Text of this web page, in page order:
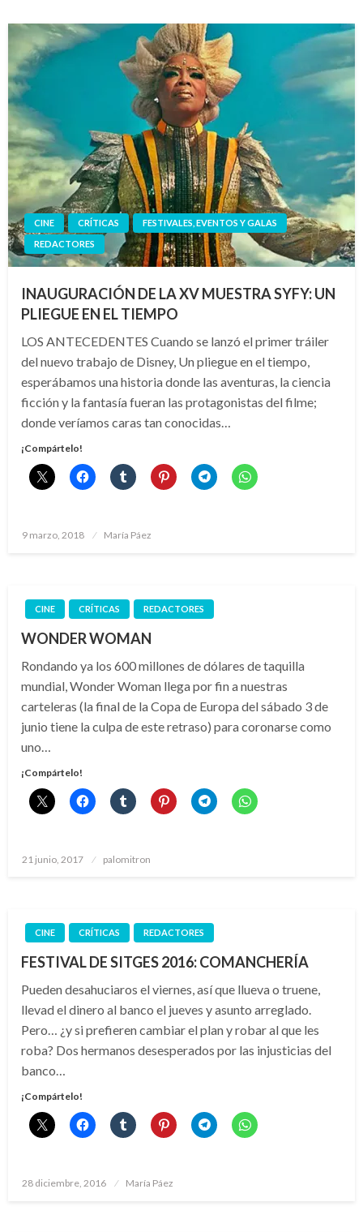
CINE CRÍTICAS
FESTIVALES, EVENTOS Y GALAS
REDACTORES
INAUGURACIÓN DE LA XV MUESTRA SYFY: UN
PLIEGUE EN EL TIEMPO
LOS ANTECEDENTES Cuando se lanzó el primer tráiler
del nuevo trabajo de Disney, Un pliegue en el tiempo,
esperábamos una historia donde las aventuras, la ciencia
ficción y la fantasía fueran las protagonistas del filme;
donde veríamos caras tan conocidas…
¡Compártelo!
Publicado
9 marzo, 2018 María Páez
CINE CRÍTICAS REDACTORES
WONDER WOMAN
Rondando ya los 600 millones de dólares de taquilla
mundial, Wonder Woman llega por fin a nuestras
carteleras (la final de la Copa de Europa del sábado 3 de
junio tiene la culpa de este retraso) para coronarse como
uno…
¡Compártelo!
Publicado
21 junio, 2017 palomitron
CINE CRÍTICAS REDACTORES
FESTIVAL DE SITGES 2016: COMANCHERÍA
Pueden desahuciaros el viernes, así que llueva o truene,
llevad el dinero al banco el jueves y asunto arreglado.
Pero… ¿y si prefieren cambiar el plan y robar al que les
roba? Dos hermanos desesperados por las injusticias del
banco…
¡Compártelo!
Publicado
28 diciembre, 2016 María Páez